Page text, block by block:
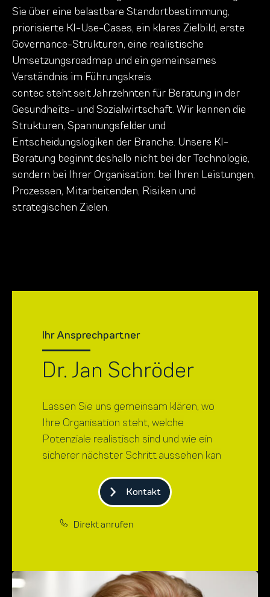
Sie über eine belastbare Standortbestimmung,
priorisierte KI-Use-Cases, ein klares Zielbild, erste
Governance-Strukturen, eine realistische
Umsetzungsroadmap und ein gemeinsames
Verständnis im Führungskreis.
contec steht seit Jahrzehnten für Beratung in der
Gesundheits- und Sozialwirtschaft. Wir kennen die
Strukturen, Spannungsfelder und
Entscheidungslogiken der Branche. Unsere KI-
Beratung beginnt deshalb nicht bei der Technologie,
sondern bei Ihrer Organisation: bei Ihren Leistungen,
Prozessen, Mitarbeitenden, Risiken und
strategischen Zielen.
Ihr Ansprechpartner
Dr. Jan Schröder
Lassen Sie uns gemeinsam klären, wo
Ihre Organisation steht, welche
Potenziale realistisch sind und wie ein
sicherer nächster Schritt aussehen kan
Kontakt